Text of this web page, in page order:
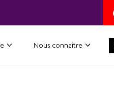
Nous connaître